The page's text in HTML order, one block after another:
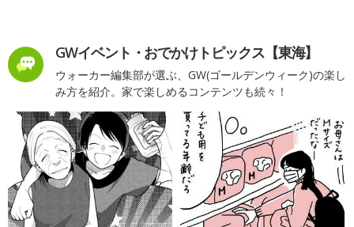
GWイベント・おでかけトピックス【東海】
ウォーカー編集部が選ぶ、GW(ゴールデンウィーク)の楽し
み方を紹介。家で楽しめるコンテンツも続々！